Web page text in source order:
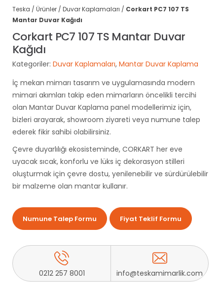
Teska / Ürünler / Duvar Kaplamaları / Corkart PC7 107 TS
Mantar Duvar Kağıdı
Corkart PC7 107 TS Mantar Duvar
Kağıdı
Kategoriler: Duvar Kaplamaları, Mantar Duvar Kaplama
İç mekan mimarı tasarım ve uygulamasında modern
mimari akımları takip eden mimarların öncelikli tercihi
olan Mantar Duvar Kaplama panel modellerimiz için,
bizleri arayarak, showroom ziyareti veya numune talep
ederek fikir sahibi olabilirsiniz.
Çevre duyarlılığı ekosisteminde, CORKART her eve
uyacak sıcak, konforlu ve lüks iç dekorasyon stilleri
oluşturmak için çevre dostu, yenilenebilir ve sürdürülebilir
bir malzeme olan mantar kullanır.
Numune Talep Formu Fiyat Teklif Formu
0212 257 8001 info@teskamimarlik.com